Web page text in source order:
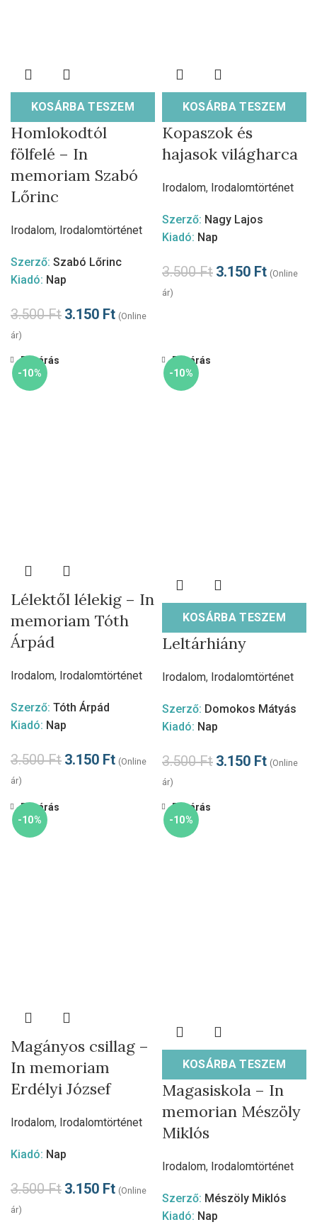
KOSÁRBA TESZEM
Homlokodtól
fölfelé – In
memoriam Szabó
Lőrinc
Irodalom, Irodalomtörténet
Szerző: Szabó Lőrinc
Kiadó: Nap
3.500Ft 3.150 Ft (Online
ár)
KOSÁRBA TESZEM
Kopaszok és
hajasok világharca
Irodalom, Irodalomtörténet
Szerző: Nagy Lajos
Kiadó: Nap
3.500Ft 3.150 Ft (Online
ár)
-10%
Bezárás
Lélektől lélekig – In
memoriam Tóth
Árpád
Irodalom, Irodalomtörténet
Szerző: Tóth Árpád
Kiadó: Nap
3.500Ft 3.150 Ft (Online
ár)
-10%
KOSÁRBA TESZEM
Bezárás
Leltárhiány
Irodalom, Irodalomtörténet
Szerző: Domokos Mátyás
Kiadó: Nap
3.500Ft 3.150 Ft (Online
ár)
-10%
Bezárás
Magányos csillag –
In memoriam
Erdélyi József
Irodalom, Irodalomtörténet
Kiadó: Nap
3.500Ft 3.150 Ft (Online
ár)
-10%
KOSÁRBA TESZEM
Bezárás
Magasiskola – In
memorian Mészöly
Miklós
Irodalom, Irodalomtörténet
Szerző: Mészöly Miklós
Kiadó: Nap